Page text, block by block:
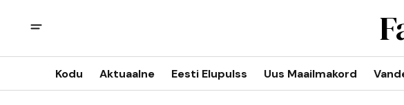
Kodu Aktuaalne Eesti Elupulss Uus Maailmakord